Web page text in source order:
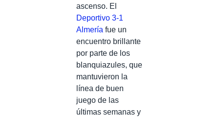
ascenso. El
Deportivo 3-1
Almería fue un
encuentro brillante
por parte de los
blanquiazules, que
mantuvieron la
línea de buen
juego de las
últimas semanas y